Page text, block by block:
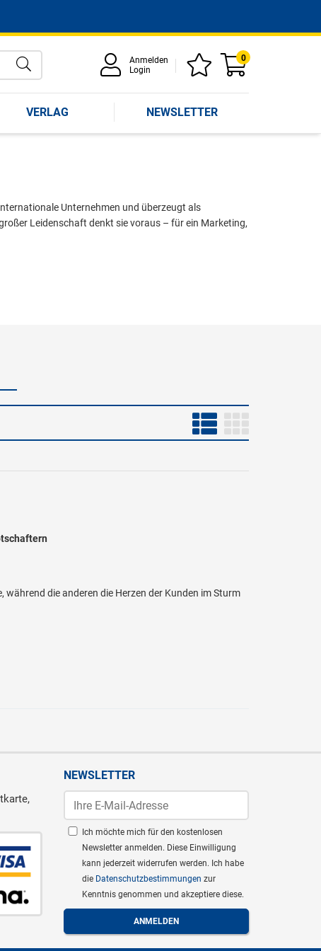
Anmelden
Login
0
VERLAG NEWSLETTER
Unternehmen und überzeugt als
Leidenschaft denkt sie voraus – für ein Marketing,
während die anderen die Herzen der Kunden im Sturm
NEWSLETTER
Ich möchte mich für den kostenlosen
Newsletter anmelden. Diese Einwilligung
kann jederzeit widerrufen werden. Ich habe
die Datenschutzbestimmungen zur
Kenntnis genommen und akzeptiere diese.